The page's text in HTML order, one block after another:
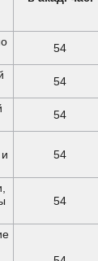
54
54
54
54
54